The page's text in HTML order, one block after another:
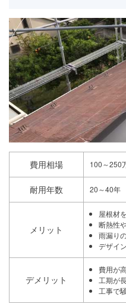
費用相場 100～250
耐用年数 20～40年
メリット
屋根材
断熱性
雨漏り
デザイ
デメリット
費用が
工期が
工事で